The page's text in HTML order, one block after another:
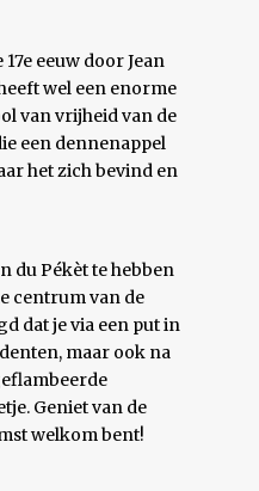
eeuw door Jean
wel een enorme
van vrijheid van de
een dennenappel
het zich bevind en
du Pékèt te hebben
centrum van de
dat je via een put in
maar ook na
Geniet van de
welkom bent!